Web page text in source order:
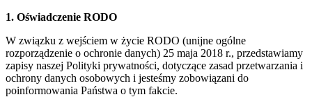
1. Oświadczenie RODO
W związku z wejściem w życie RODO (unijne ogólne
rozporządzenie o ochronie danych) 25 maja 2018 r., przedstawiamy
zapisy naszej Polityki prywatności, dotyczące zasad przetwarzania i
ochrony danych osobowych i jesteśmy zobowiązani do
poinformowania Państwa o tym fakcie.